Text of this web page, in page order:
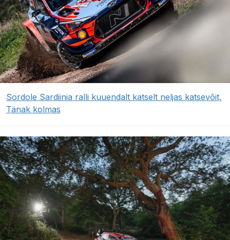
Sordole Sardiinia ralli kuuendalt katselt neljas katsevõit,
Tänak kolmas